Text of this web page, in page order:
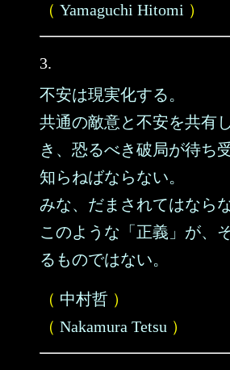
（ Yamaguchi Hitomi ）
3.
不安は現実化する。
共通の敵意と不安を共有
き、恐るべき破局が待ち
知らねばならない。
みな、だまされてはならな
このような「正義」が、
るものではない。
（ 中村哲 ）
（ Nakamura Tetsu ）